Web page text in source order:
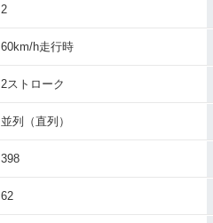
2
60km/h走行時
2ストローク
並列（直列）
398
62